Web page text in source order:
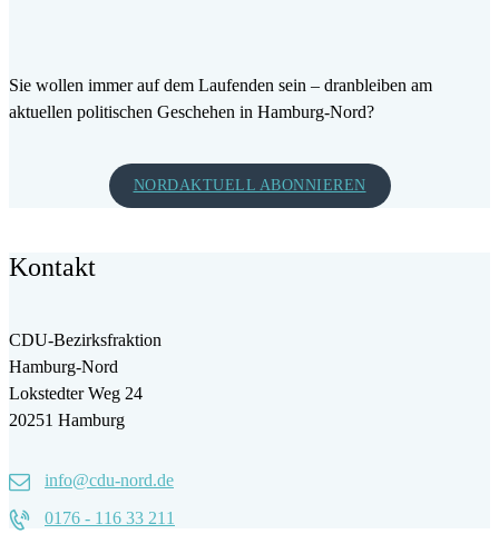
Sie wollen immer auf dem Laufenden sein – dranbleiben am
aktuellen politischen Geschehen in Hamburg-Nord?
NORDAKTUELL ABONNIEREN
Kontakt
CDU-Bezirksfraktion
Hamburg-Nord
Lokstedter Weg 24
20251 Hamburg
info@cdu-nord.de
0176 - 116 33 211